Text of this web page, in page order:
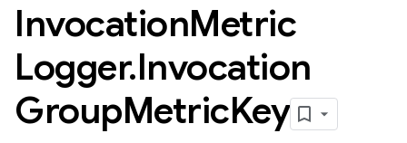
InvocationMetric
Logger.Invocation
GroupMetricKey